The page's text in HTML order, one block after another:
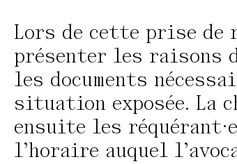
Lors de cette prise de
présenter les raisons
les documents
situation exposée. La
ensuite les
l’horaire auquel